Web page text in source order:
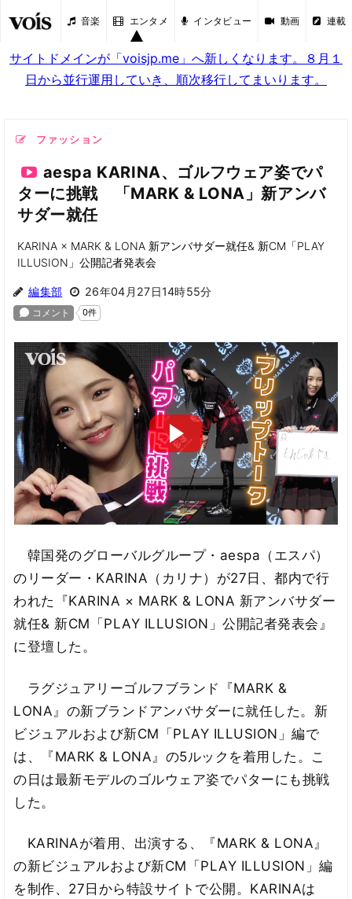
音楽 エンタメ インタビュー 動画 連載
サイトドメインが「voisjp.me」へ新しくなります。８月１
日から並行運用していき、順次移行してまいります。
ファッション
aespa KARINA、ゴルフウェア姿でパ
ターに挑戦 「MARK & LONA」新アンバ
サダー就任
KARINA × MARK & LONA 新アンバサダー就任& 新CM「PLAY
ILLUSION」公開記者発表会
編集部 26年04月27日14時55分
韓国発のグローバルグループ・aespa（エスパ）
のリーダー・KARINA（カリナ）が27日、都内で行
われた『KARINA × MARK & LONA 新アンバサダー
就任& 新CM「PLAY ILLUSION」公開記者発表会』
に登壇した。
ラグジュアリーゴルフブランド『MARK &
LONA』の新ブランドアンバサダーに就任した。新
ビジュアルおよび新CM「PLAY ILLUSION」編で
は、『MARK & LONA』の5ルックを着用した。こ
の日は最新モデルのゴルウェア姿でパターにも挑戦
した。
KARINAが着用、出演する、『MARK & LONA』
の新ビジュアルおよび新CM「PLAY ILLUSION」編
を制作、27日から特設サイトで公開。KARINAは